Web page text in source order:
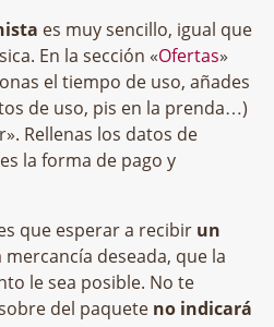
es muy sencillo, igual que
En la sección «Ofertas»
el tiempo de uso, añades
de uso, pis en la prenda…)
Rellenas los datos de
la forma de pago y
que esperar a recibir un
mercancía deseada, que la
le sea posible. No te
del paquete no indicará